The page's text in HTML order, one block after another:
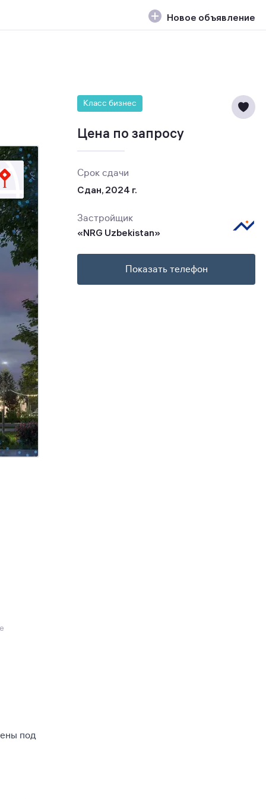
Новое объявление
под
Класс бизнес
Цена по запросу
Срок сдачи
Сдан, 2024 г.
Застройщик
«NRG Uzbekistan»
Показать телефон